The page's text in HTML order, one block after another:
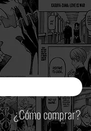
¿Cómo comprar?